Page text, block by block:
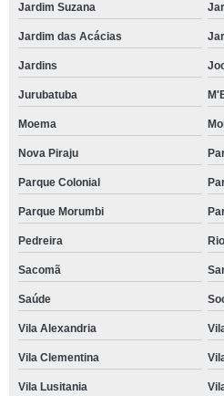
Jardim Suzana
Jardim das Acácias
Jardins
Jurubatuba
Moema
Nova Piraju
Parque Colonial
Parque Morumbi
Pedreira
Sacomã
Saúde
Vila Alexandria
Vila Clementina
Vila Lusitania